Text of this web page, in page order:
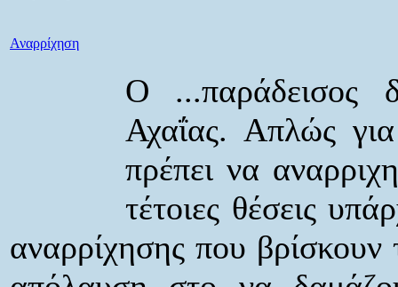
Αναρρίχηση
Ο ...παράδεισος
Αχαΐας. Απλώς
πρέπει να
τέτοιες θέσεις
αναρρίχησης που